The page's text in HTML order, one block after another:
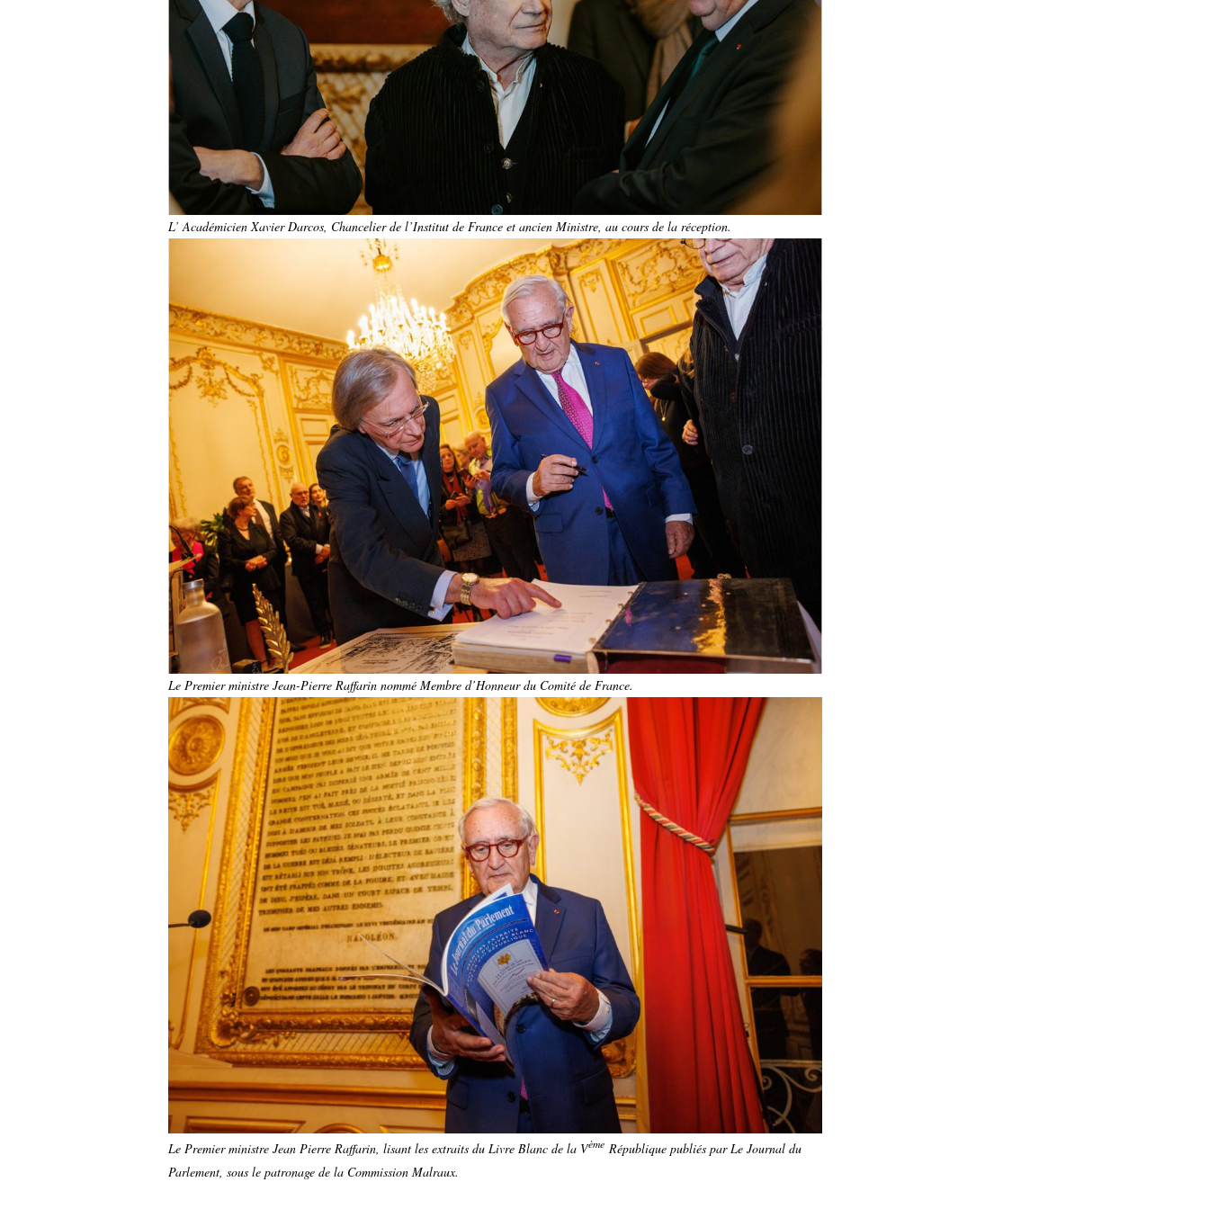
L’ Académicien Xavier Darcos, Chancelier de l’Institut de France et ancien Ministre, au cours de la réception.
Le Premier ministre Jean-Pierre Raffarin nommé Membre d’Honneur du Comité de France.
Le Premier ministre Jean Pierre Raffarin, lisant les extraits du Livre Blanc de la Vème République publiés par Le Journal du
Parlement, sous le patronage de la Commission Malraux.